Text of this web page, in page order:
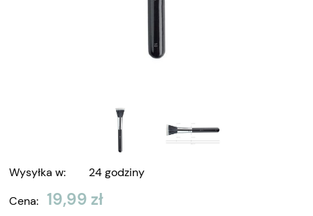
Wysyłka w:
24 godziny
Cena: 19,99 zł